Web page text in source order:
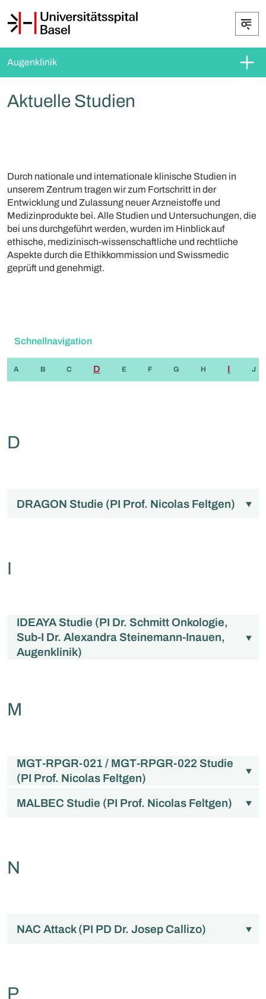
Augenklinik
Aktuelle Studien
Durch nationale und internationale klinische Studien in
unserem Zentrum tragen wir zum Fortschritt in der
Entwicklung und Zulassung neuer Arzneistoffe und
Medizinprodukte bei. Alle Studien und Untersuchungen, die
bei uns durchgeführt werden, wurden im Hinblick auf
ethische, medizinisch-wissenschaftliche und rechtliche
Aspekte durch die Ethikkommission und Swissmedic
geprüft und genehmigt.
Schnellnavigation
A B C D E F G H I J
D
DRAGON Studie (PI Prof. Nicolas Feltgen)
I
IDEAYA Studie (PI Dr. Schmitt Onkologie,
Sub-I Dr. Alexandra Steinemann-Inauen,
Augenklinik)
M
MGT-RPGR-021 / MGT-RPGR-022 Studie
(PI Prof. Nicolas Feltgen)
MALBEC Studie (PI Prof. Nicolas Feltgen)
N
NAC Attack (PI PD Dr. Josep Callizo)
P